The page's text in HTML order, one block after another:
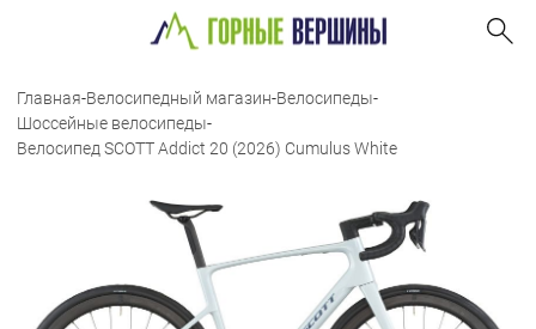
Главная-Велосипедный магазин-Велосипеды-
Шоссейные велосипеды-
Велосипед SCOTT Addict 20 (2026) Cumulus White